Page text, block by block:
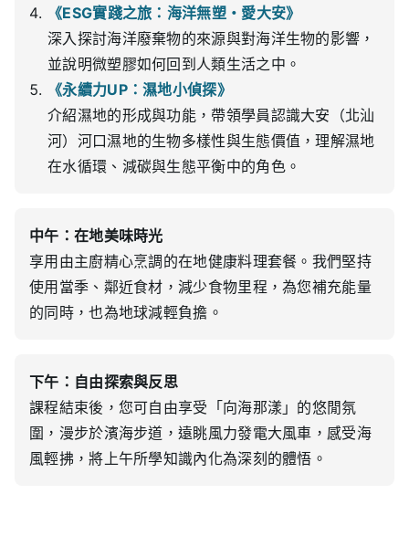
《ESG實踐之旅：海洋無塑・愛大安》
深入探討海洋廢棄物的來源與對海洋生物的影響，
並說明微塑膠如何回到人類生活之中。
《永續力UP：濕地小偵探》
介紹濕地的形成與功能，帶領學員認識大安（北汕
河）河口濕地的生物多樣性與生態價值，理解濕地
在水循環、減碳與生態平衡中的角色。
中午：在地美味時光
享用由主廚精心烹調的在地健康料理套餐。我們堅持
使用當季、鄰近食材，減少食物里程，為您補充能量
的同時，也為地球減輕負擔。
下午：自由探索與反思
課程結束後，您可自由享受「向海那漾」的悠閒氛
圍，漫步於濱海步道，遠眺風力發電大風車，感受海
風輕拂，將上午所學知識內化為深刻的體悟。